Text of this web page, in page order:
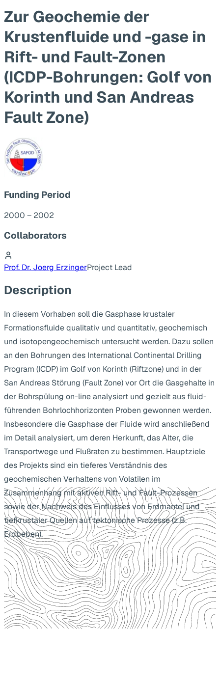
Zur Geochemie der
Krustenfluide und -gase in
Rift- und Fault-Zonen
(ICDP-Bohrungen: Golf von
Korinth und San Andreas
Fault Zone)
Funding Period
2000 – 2002
Collaborators
Prof. Dr. Joerg ErzingerProject Lead
Description
In diesem Vorhaben soll die Gasphase krustaler
Formationsfluide qualitativ und quantitativ, geochemisch
und isotopengeochemisch untersucht werden. Dazu sollen
an den Bohrungen des International Continental Drilling
Program (ICDP) im Golf von Korinth (Riftzone) und in der
San Andreas Störung (Fault Zone) vor Ort die Gasgehalte in
der Bohrspülung on-line analysiert und gezielt aus fluid-
führenden Bohrlochhorizonten Proben gewonnen werden.
Insbesondere die Gasphase der Fluide wird anschließend
im Detail analysiert, um deren Herkunft, das Alter, die
Transportwege und Flußraten zu bestimmen. Hauptziele
des Projekts sind ein tieferes Verständnis des
geochemischen Verhaltens von Volatilen im
Zusammenhang mit aktiven Rift- und Fault-Prozessen
sowie der Nachweis des Einflusses von Erdmantel und
tiefkrustaler Quellen auf tektonische Prozesse (z.B.
Erdbeben).